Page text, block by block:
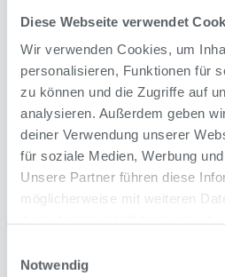
Diese Webseite verwendet
Wir verwenden Cookies, um
personalisieren, Funktionen für
zu können und die Zugriffe auf
analysieren. Außerdem geben
deiner Verwendung unserer
für soziale Medien, Werbung
Unsere Partner führen diese
möglicherweise mit weiteren
Notwendig
Ende meines
aufheben?
Können
werden?
Was muss ich